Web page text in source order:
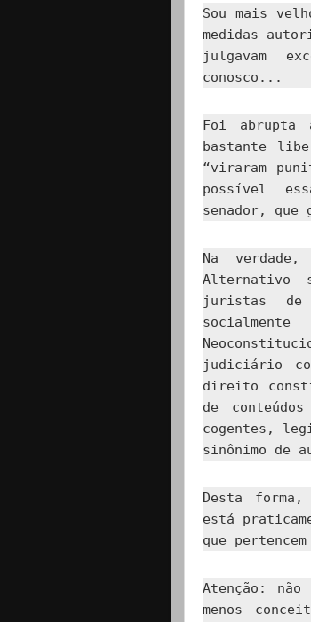
Sou mais
medidas
julgavam
conosco...
Foi abrupta
bastante
“viraram
possível
senador, que
Na
Alternativo
juristas de
judiciário
direito
de
cogentes,
sinônimo de
Desta
está
que
Atenção:
menos